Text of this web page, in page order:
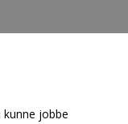
jobbe